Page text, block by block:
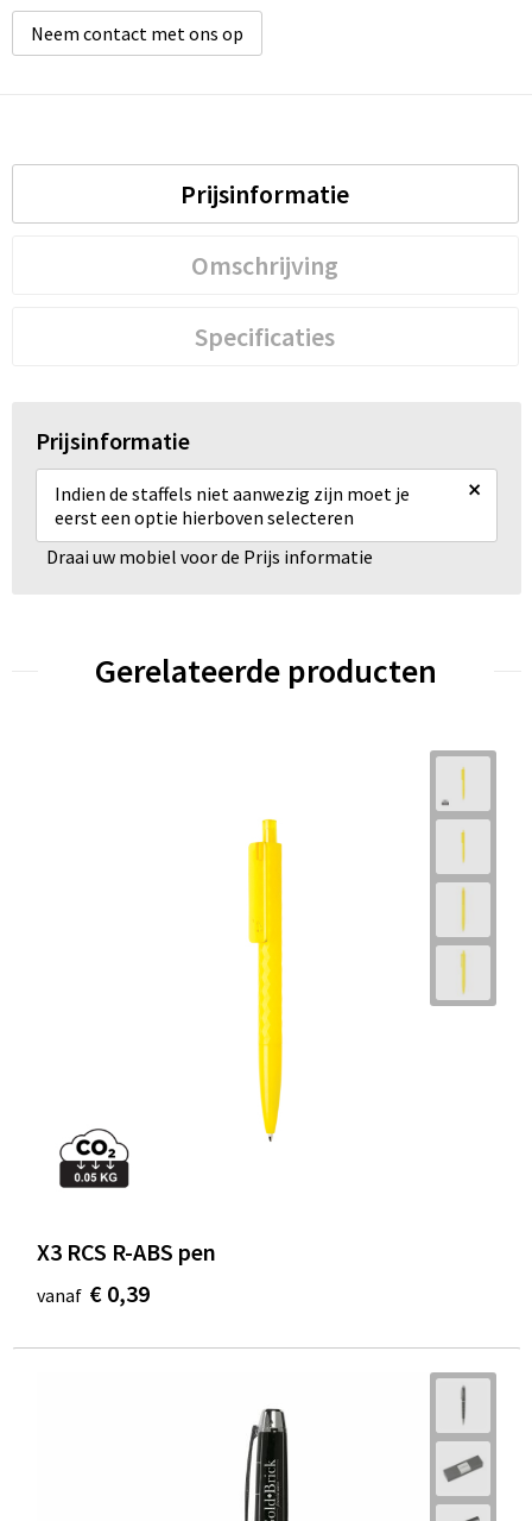
Neem contact met ons op
Prijsinformatie
Omschrijving
Specificaties
Prijsinformatie
Indien de staffels niet aanwezig zijn moet je
eerst een optie hierboven selecteren
×
Draai uw mobiel voor de Prijs informatie
Gerelateerde producten
X3 RCS R-ABS pen
vanaf € 0,39